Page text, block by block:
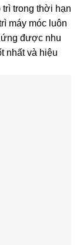
trong thời hạn
máy móc luôn
được nhu
nhất và hiệu